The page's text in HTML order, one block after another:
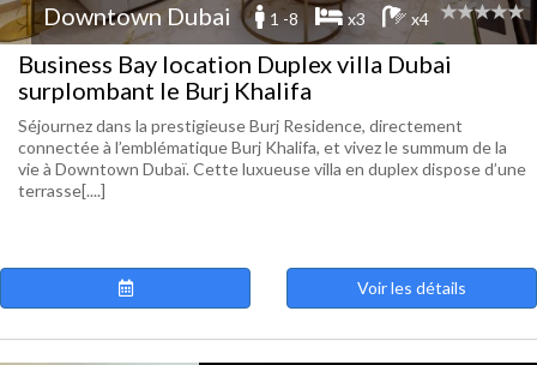
Downtown Dubai 1 -8 x3 x4
Business Bay location Duplex villa Dubai
surplombant le Burj Khalifa
Séjournez dans la prestigieuse Burj Residence, directement
connectée à l’emblématique Burj Khalifa, et vivez le summum de la
vie à Downtown Dubaï. Cette luxueuse villa en duplex dispose d’une
terrasse[....]
Voir les détails